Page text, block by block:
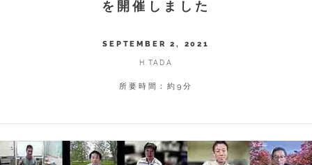
を開催しました
SEPTEMBER 2, 2021
H.TADA
所要時間：約9分